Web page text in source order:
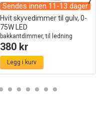
Sendes innen 11-13 dager
Hvit skyvedimmer til gulv, 0-
75W LED
bakkantdimmer, til ledning
380 kr
Legg i kurv